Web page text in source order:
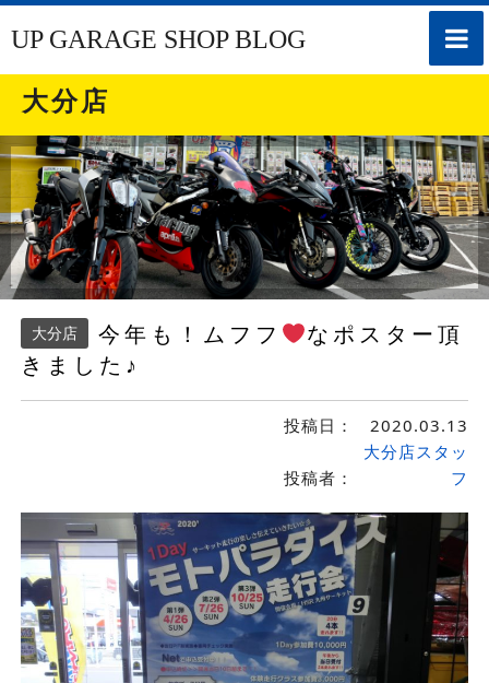
toggle
UP GARAGE SHOP BLOG
大分店
大分店 今年も！ムフフ
なポスター頂
きました♪
投稿日： 2020.03.13
投稿者：
大分店スタッ
フ